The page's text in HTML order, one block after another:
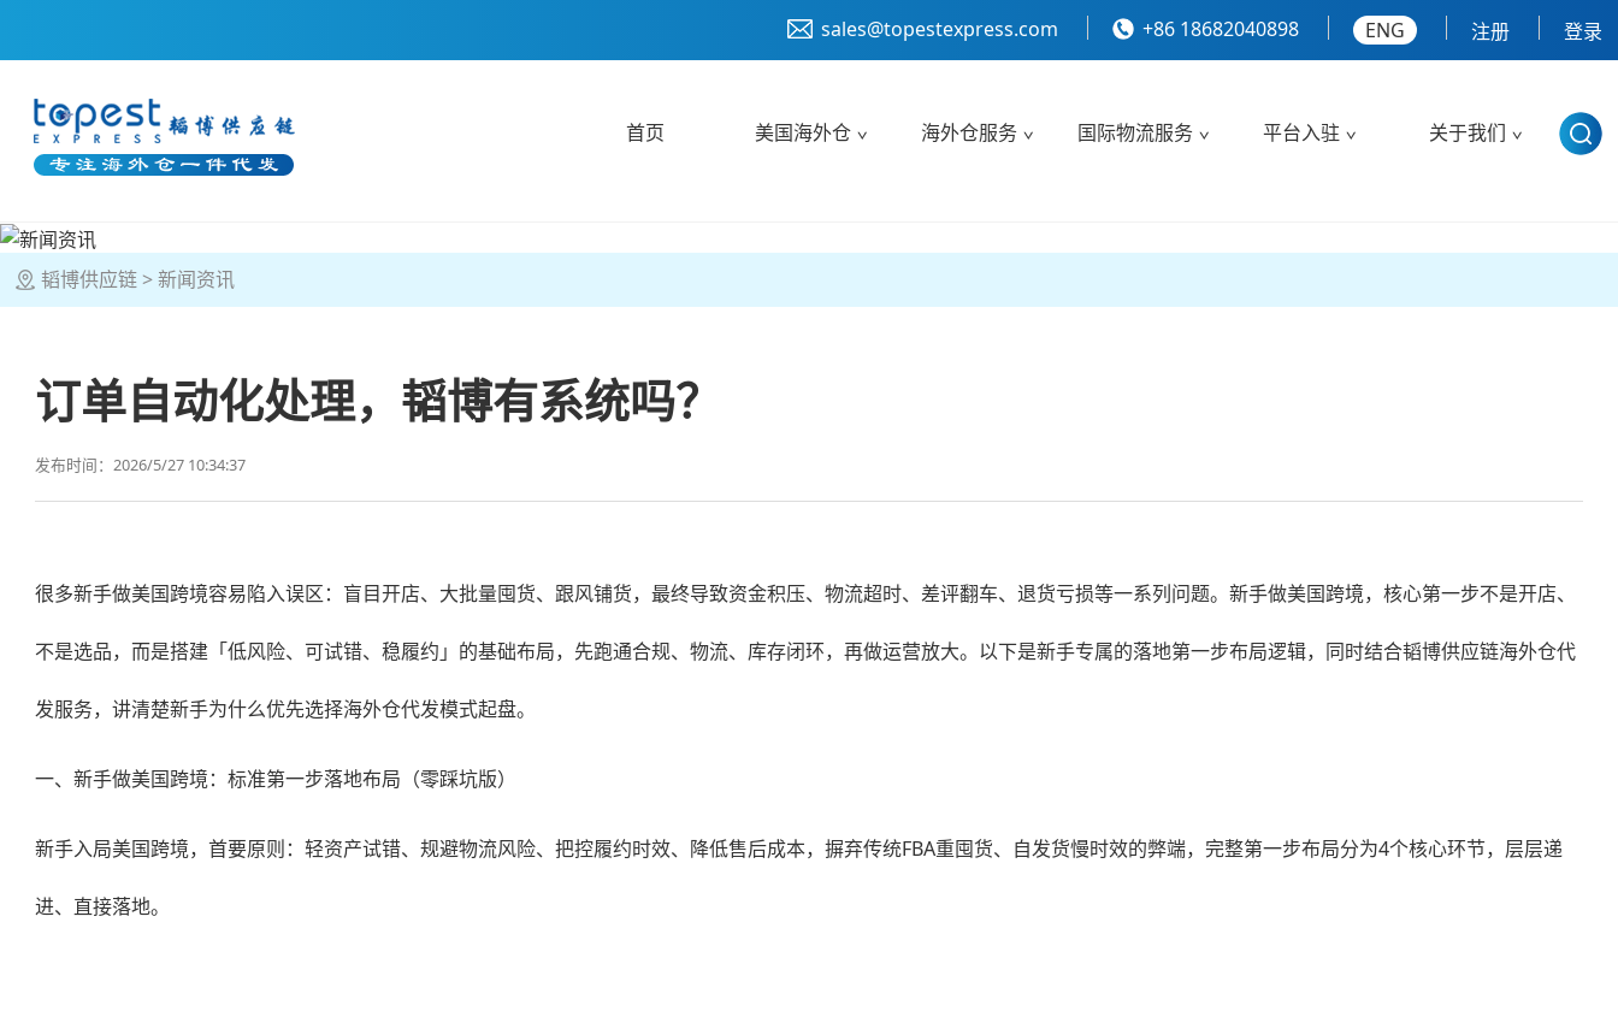
sales@topestexpress.com +86 18682040898 ENG 注册 登录
首页 美国海外仓 海外仓服务 国际物流服务 平台入驻 关于我们
韬博供应链 新闻资讯
订单自动化处理，韬博有系统吗？
发布时间：2026/5/27 10:34:37
很多新手做美国跨境容易陷入误区：盲目开店、大批量囤货、跟风铺货，最终导致资金积压、物流超时、差评翻车、退货亏损等一系列问题。新手做美国跨境，核心第一步不是开店、
不是选品，而是搭建「低风险、可试错、稳履约」的基础布局，先跑通合规、物流、库存闭环，再做运营放大。以下是新手专属的落地第一步布局逻辑，同时结合韬博供应链海外仓代
发服务，讲清楚新手为什么优先选择海外仓代发模式起盘。
一、新手做美国跨境：标准第一步落地布局（零踩坑版）
新手入局美国跨境，首要原则：轻资产试错、规避物流风险、把控履约时效、降低售后成本，摒弃传统FBA重囤货、自发货慢时效的弊端，完整第一步布局分为4个核心环节，层层递
进、直接落地。